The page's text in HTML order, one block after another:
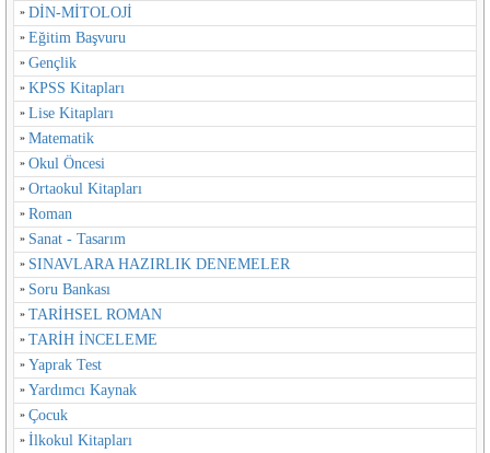
DİN-MİTOLOJİ
Eğitim Başvuru
Gençlik
KPSS Kitapları
Lise Kitapları
Matematik
Okul Öncesi
Ortaokul Kitapları
Roman
Sanat - Tasarım
SINAVLARA HAZIRLIK DENEMELER
Soru Bankası
TARİHSEL ROMAN
TARİH İNCELEME
Yaprak Test
Yardımcı Kaynak
Çocuk
İlkokul Kitapları